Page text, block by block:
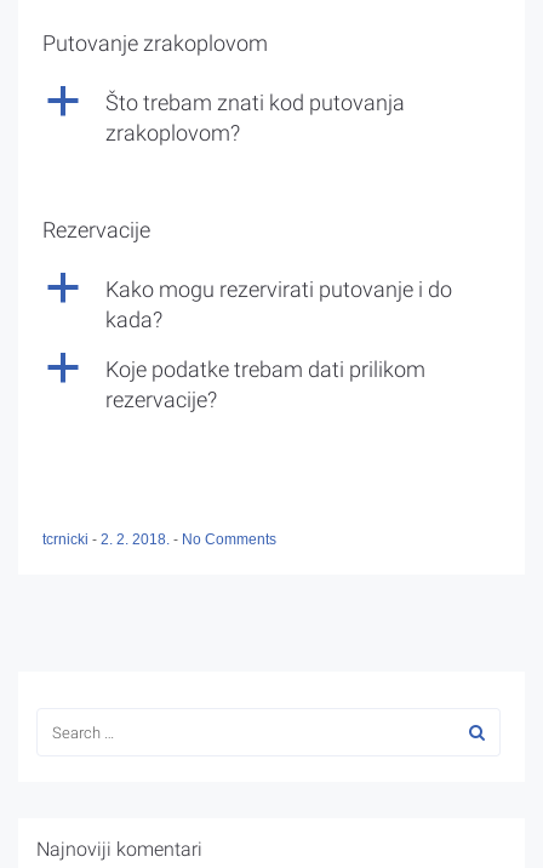
Putovanje zrakoplovom
a
Što trebam znati kod putovanja
zrakoplovom?
Rezervacije
a
Kako mogu rezervirati putovanje i do
kada?
a
Koje podatke trebam dati prilikom
rezervacije?
tcrnicki - 2. 2. 2018. - No Comments
Najnoviji komentari